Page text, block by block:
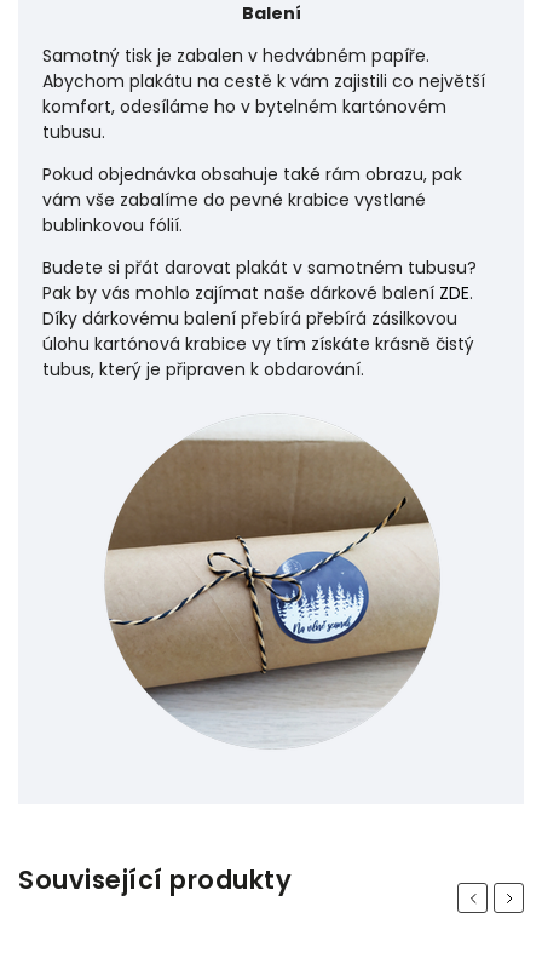
Balení
Samotný tisk je zabalen v hedvábném papíře.
Abychom plakátu na cestě k vám zajistili co největší
komfort, odesíláme ho v bytelném kartónovém
tubusu.
Pokud objednávka obsahuje také rám obrazu, pak
vám vše zabalíme do pevné krabice vystlané
bublinkovou fólií.
Budete si přát darovat plakát v samotném tubusu?
Pak by vás mohlo zajímat naše dárkové balení ZDE.
Díky dárkovému balení přebírá přebírá zásilkovou
úlohu kartónová krabice vy tím získáte krásně čistý
tubus, který je připraven k obdarování.
Související produkty Previous
Next